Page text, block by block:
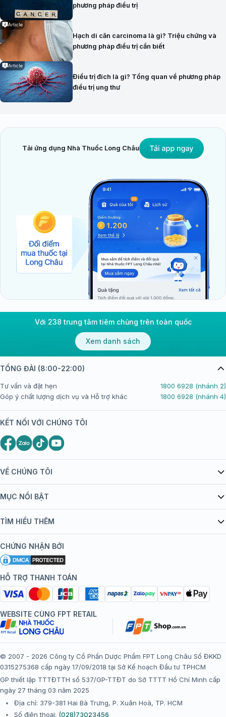
phương pháp điều trị
Article
Hạch di căn carcinoma là gì? Triệu chứng và
phương pháp điều trị cần biết
Article
Điều trị đích là gì? Tổng quan về phương pháp
điều trị ung thư
Tải ứng dụng Nhà Thuốc Long Châu
Với 238 trung tâm tiêm chủng trên toàn quốc
Xem danh sách
VỀ CHÚNG TÔI
Giới thiệu Tiêm Chủng FPT Long Châu
bán hàng
Chính sách nội dung
Chính sách bảo mật
Chính sách bảo mật dữ liệu cá nhân
Chính sách thanh toán
Chính sách đổi trả gói, mũi tiêm tại trung tâm tiêm chủng
FPT Long Châu
Thể lệ chương trình “Tích điểm nhận đặc quyền”
MỤC NỔI BẬT
Danh mục vắc xin
Đội ngũ bác sĩ, chuyên gia
Hệ thống trung tâm tiêm chủng
TÌM HIỂU THÊM
Khuyến mãi
Tôi nên tiêm gì?
Tiêm chủng đi nước ngoài
CHỨNG NHẬN BỞI
HỖ TRỢ THANH TOÁN
TỔNG ĐÀI (8:00-22:00)
Tư vấn và đặt hẹn
1800 6928 (nhánh 2)
Góp ý chất lượng dịch vụ và Hỗ trợ khác
1800 6928 (nhánh 4)
KẾT NỐI VỚI CHÚNG TÔI
WEBSITE CÙNG FPT RETAIL
© 2007 - 2026 Công ty Cổ Phần Dược Phẩm FPT Long Châu Số ĐKKD
0315275368 cấp ngày 17/09/2018 tại Sở Kế hoạch Đầu tư TPHCM
GP thiết lập TTTĐTTH số 537/GP-TTĐT do Sở TTTT Hồ Chí Minh cấp
ngày 27 tháng 03 năm 2025
Địa chỉ: 379-381 Hai Bà Trưng, P. Xuân Hoà, TP. HCM
Số điện thoại: (028)73023456